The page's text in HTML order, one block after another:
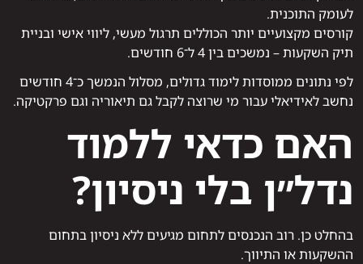
לעומק התוכנית.
קורסים מקצועיים יותר הכוללים תרגול מעשי, ליווי אישי ובניית
תיק השקעות – נמשכים בין 4 ל־6 חודשים.
לפי נתונים ממוסדות לימוד גדולים, מסלול הנמשך כ־4 חודשים
נחשב לאידיאלי עבור מי שרוצה לקבל גם תיאוריה וגם פרקטיקה.
האם כדאי ללמוד
נדל״ן בלי ניסיון?
בהחלט כן. רוב הנכנסים לתחום מגיעים ללא ניסיון בתחום
ההשקעות או התיווך.